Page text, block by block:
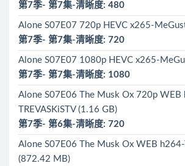
第7季- 第7集-清晰度: 480
Alone S07E07 720p HEVC x265-
第7季- 第7集-清晰度: 720
Alone S07E07 1080p HEVC x265-
第7季- 第7集-清晰度: 1080
Alone S07E06 The Musk Ox 720p WEB
TREVASKiSTV (1.16 GB)
第7季- 第6集-清晰度: 720
Alone S07E06 The Musk Ox WEB h264-
(872.42 MB)